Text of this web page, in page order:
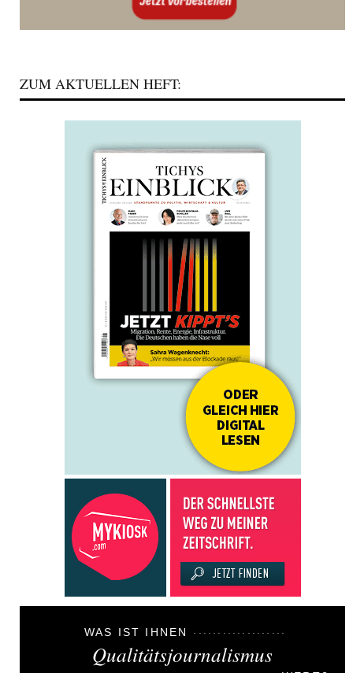
ZUM AKTUELLEN HEFT:
WAS IST IHNEN
Qualitätsjournalismus